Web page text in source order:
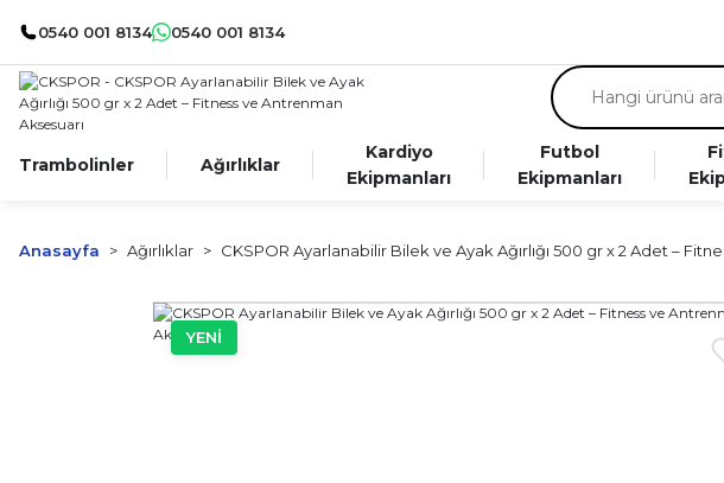
0540 001 8134 0540 001 8134
Trambolinler Ağırlıklar
Kardiyo
Ekipmanları
Futbol
Ekipmanları
Anasayfa Ağırlıklar CKSPOR Ayarlanabilir Bilek ve Ayak Ağırlığı 500 gr x 2 Adet –
YENİ